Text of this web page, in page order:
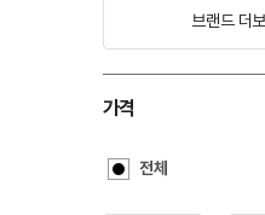
브랜드 더보
가격
전체